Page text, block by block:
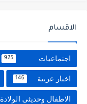
الاقسام
اجتماعيات 925
اخبار عربية 146
الاطفال وحديثى الولادة